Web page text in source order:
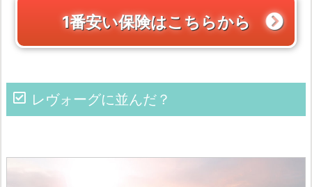
1番安い保険はこちらから
レヴォーグに並んだ？